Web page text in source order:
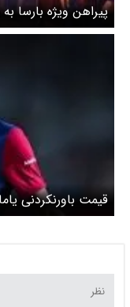
پیراهن ویژه بارسا
قیمت باورنکردنی